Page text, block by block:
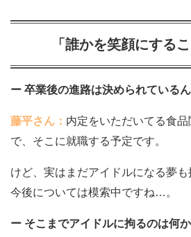
「誰かを笑顔にする
ー 卒業後の進路は決められている
藤平さん： 内定をいただいてる食
で、そこに就職する予定です。
けど、実はまだアイドルになる夢も
今後については模索中ですね…。
ー そこまでアイドルに拘るのは何